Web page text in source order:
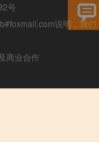
号
说明，我们
商业合作